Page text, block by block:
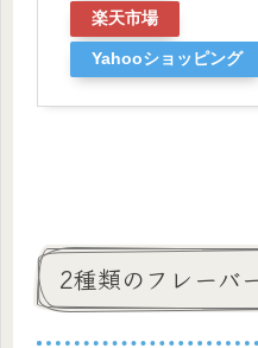
ミン
B12
1.1～5.8㎍
ビタ
2.1～4.6㎎
「日本人の食事摂
定検討会報告書
楽天市場
Yahooショッピング
2種類のフレーバ